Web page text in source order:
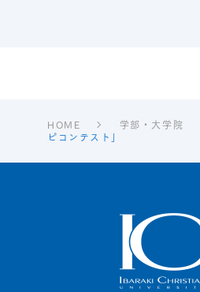
HOME 学部・大学院
ピコンテスト」